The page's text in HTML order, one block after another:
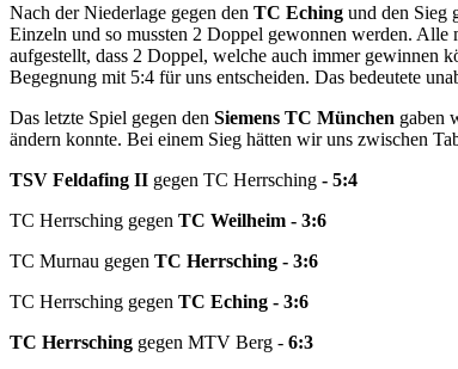
Nach der Niederlage gegen den TC Eching und den Sieg
Einzeln und so mussten 2 Doppel gewonnen werden.
aufgestellt, dass 2 Doppel, welche auch immer gewinnen
Begegnung mit 5:4 für uns entscheiden. Das bedeutete
Das letzte Spiel gegen den Siemens TC München gaben
ändern konnte. Bei einem Sieg hätten wir uns zwischen
TSV Feldafing II gegen TC Herrsching - 5:4
TC Herrsching gegen TC Weilheim - 3:6
TC Murnau gegen TC Herrsching - 3:6
TC Herrsching gegen TC Eching - 3:6
TC Herrsching gegen MTV Berg - 6:3